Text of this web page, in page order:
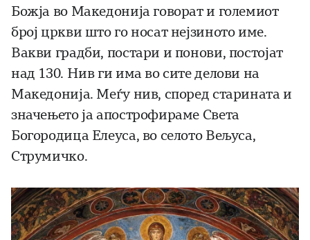
Божја во Македонија говорат и големиот
број цркви што го носат нејзиното име.
Вакви градби, постари и понови, постојат
над 130. Нив ги има во сите делови на
Македонија. Меѓу нив, според старината и
значењето ја апострофираме Света
Богородица Елеуса, во селото Вељуса,
Струмичко.